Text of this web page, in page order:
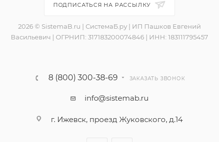
ПОДПИСАТЬСЯ НА РАССЫЛКУ
2026 © SistemaB.ru | СистемаБ.ру | ИП Пашков Евгений
Васильевич | ОГРНИП: 317183200074846 | ИНН: 183111795457
8 (800) 300-38-69 ЗАКАЗАТЬ ЗВОНОК
info@sistemab.ru
г. Ижевск, проезд Жуковского, д.14